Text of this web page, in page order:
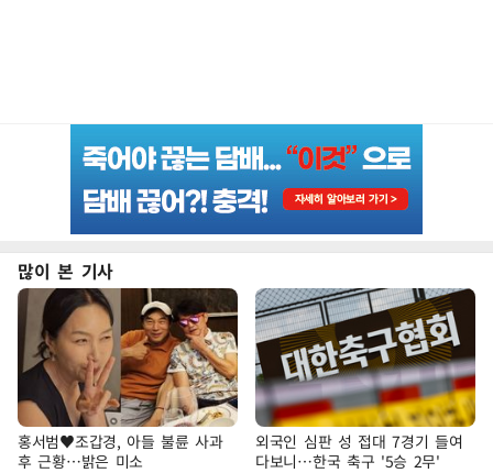
많이 본 기사
홍서범♥조갑경, 아들 불륜 사과
후 근황…밝은 미소
외국인 심판 성 접대 7경기 들여
다보니…한국 축구 '5승 2무'